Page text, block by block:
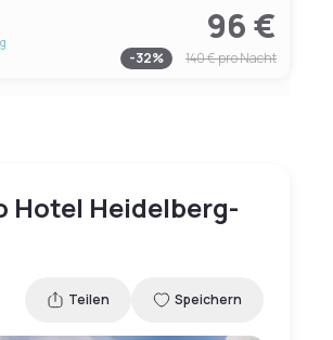
96 €
-32% 140 €pro Nacht
Hotel Heidelberg-
Teilen Speichern